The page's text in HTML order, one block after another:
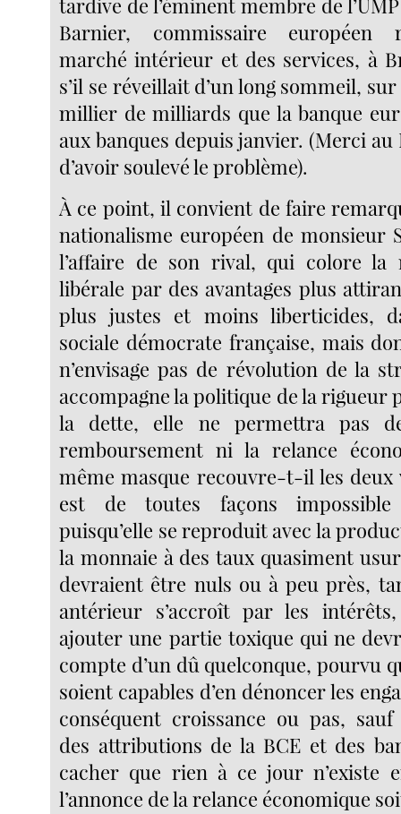
tardive de l’éminent membre de
Barnier, commissaire européen
marché intérieur et des services, à
s’il se réveillait d’un long sommeil,
millier de milliards que la banque
aux banques depuis janvier. (Merci
d’avoir soulevé le problème).
À ce point, il convient de faire
nationalisme européen de monsieur
l’affaire de son rival, qui colore la
libérale par des avantages plus
plus justes et moins liberticides,
sociale démocrate française, mais
n’envisage pas de révolution de la
accompagne la politique de la rigueur
la dette, elle ne permettra pas
remboursement ni la relance
même masque recouvre-t-il les deux
est de toutes façons
puisqu’elle se reproduit avec la
la monnaie à des taux quasiment
devraient être nuls ou à peu près,
antérieur s’accroît par les
ajouter une partie toxique qui ne
compte d’un dû quelconque, pourvu
soient capables d’en dénoncer les
conséquent croissance ou pas, sauf
des attributions de la BCE et des
cacher que rien à ce jour n’existe
l’annonce de la relance économique